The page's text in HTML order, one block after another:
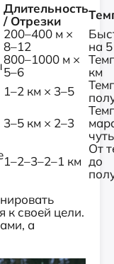
Длительность
/ Отрезки
200–400 м ×
8–12
на
800–1000 м ×
5–6
км
1–2 км × 3–5
3–5 км × 2–3
1–2–3–2–1 км
От
до
к своей цели.
а